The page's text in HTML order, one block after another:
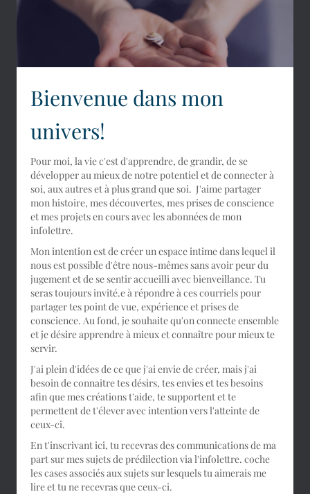
Bienvenue dans mon
univers!
Pour moi, la vie c'est d'apprendre, de grandir, de se
développer au mieux de notre potentiel et de connecter à
soi, aux autres et à plus grand que soi. J'aime partager
mon histoire, mes découvertes, mes prises de conscience
et mes projets en cours avec les abonnées de mon
infolettre.
Mon intention est de créer un espace intime dans lequel il
nous est possible d'être nous-mêmes sans avoir peur du
jugement et de se sentir accueilli avec bienveillance. Tu
seras toujours invité.e à répondre à ces courriels pour
partager tes point de vue, expérience et prises de
conscience. Au fond, je souhaite qu'on connecte ensemble
et je désire apprendre à mieux et connaître pour mieux te
servir.
J'ai plein d'idées de ce que j'ai envie de créer, mais j'ai
besoin de connaitre tes désirs, tes envies et tes besoins
afin que mes créations t'aide, te supportent et te
permettent de t'élever avec intention vers l'atteinte de
ceux-ci.
En t'inscrivant ici, tu recevras des communications de ma
part sur mes sujets de prédilection via l'infolettre. coche
les cases associés aux sujets sur lesquels tu aimerais me
lire et tu ne recevras que ceux-ci.